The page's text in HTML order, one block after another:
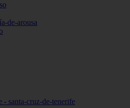
de-arousa
- santa-cruz-de-tenerife